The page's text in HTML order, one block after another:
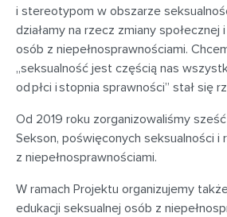
i stereotypom w obszarze
działamy na rzecz zmiany społecznej
osób z niepełnosprawnościami.
„seksualność jest częścią nas
od płci i stopnia sprawności” stał się
Od 2019 roku zorganizowaliśmy
Sekson, poświęconych seksualności i
z niepełnosprawnościami.
W ramach Projektu organizujemy
edukacji seksualnej osób z